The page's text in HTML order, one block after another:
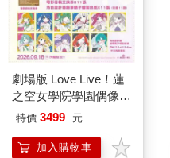
劇場版 Love Live！蓮
之空女學院學園偶像俱
樂部 Bloom Garden
組
特價 3499 元
加入購物車